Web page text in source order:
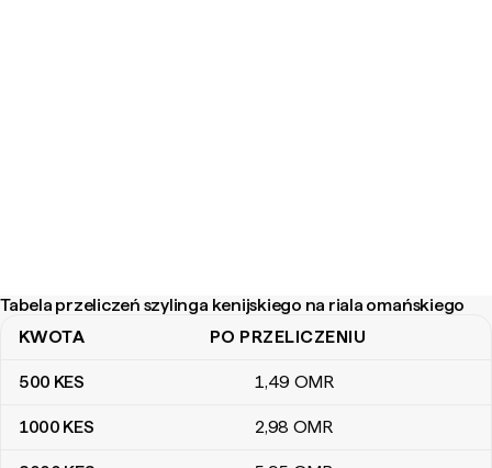
Tabela przeliczeń szylinga kenijskiego na riala omańskiego
Tabela przeliczeń szylinga kenijskiego na riala omańskiego
KWOTA PO PRZELICZENIU
500 KES 1,49 OMR
1000 KES 2,98 OMR